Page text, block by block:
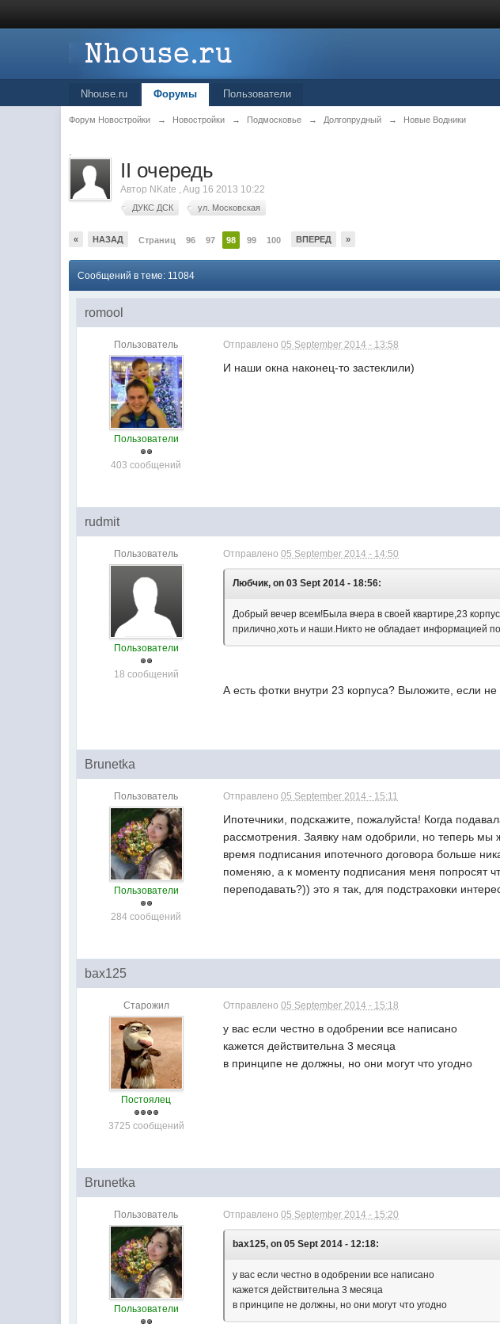
Nhouse.ru Форумы Пользователи
Форум Новостройки → Новостройки → Подмосковье → Долгопрудный → Новые Водники
.
II очередь
Автор NKate ,Aug 16 2013 10:22
ДУКС ДСК ул. Московская
« НАЗАД Страниц 96 97 98 99 100 ВПЕРЕД »
Сообщений в теме: 11084
romool
Пользователь
Пользователи
403 сообщений
Отправлено05 September 2014 - 13:58
И наши окна наконец-то застеклили)
rudmit
Пользователь
Пользователи
18 сообщений
Отправлено05 September 2014 - 14:50
Любчик, on 03 Sept 2014 - 18:56:
Добрый вечер всем!Была вчера в своей квартире,23
прилично,хоть и наши.Никто не обладает информацией
А есть фотки внутри 23 корпуса? Выложите, если не
Brunetka
Пользователь
Пользователи
284 сообщений
Отправлено05 September 2014 - 15:11
Ипотечники, подскажите, пожалуйста! Когда
рассмотрения. Заявку нам одобрили, но теперь
время подписания ипотечного договора больше
поменяю, а к моменту подписания меня попросят
переподавать?)) это я так, для подстраховки
bax125
Старожил
Постоялец
3725 сообщений
Отправлено05 September 2014 - 15:18
у вас если честно в одобрении все написано
кажется действительна 3 месяца
в принципе не должны, но они могут что угодно
Brunetka
Пользователь
Пользователи
Отправлено05 September 2014 - 15:20
bax125, on 05 Sept 2014 - 12:18:
у вас если честно в одобрении все написано
кажется действительна 3 месяца
в принципе не должны, но они могут что угодно